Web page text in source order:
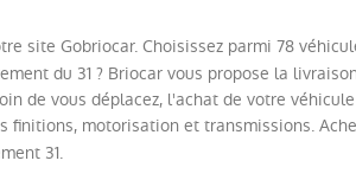
site Gobriocar. Choisissez parmi 78
du 31 ? Briocar vous propose la
de vous déplacez, l'achat de votre
finitions, motorisation et transmissions.
31.